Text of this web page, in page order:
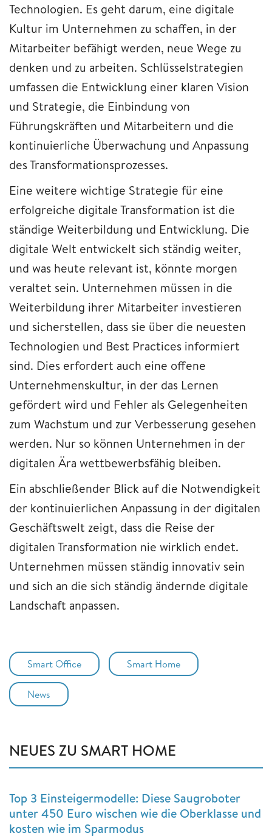
Technologien. Es geht darum, eine digitale
Kultur im Unternehmen zu schaffen, in der
Mitarbeiter befähigt werden, neue Wege zu
denken und zu arbeiten. Schlüsselstrategien
umfassen die Entwicklung einer klaren Vision
und Strategie, die Einbindung von
Führungskräften und Mitarbeitern und die
kontinuierliche Überwachung und Anpassung
des Transformationsprozesses.
Eine weitere wichtige Strategie für eine
erfolgreiche digitale Transformation ist die
ständige Weiterbildung und Entwicklung. Die
digitale Welt entwickelt sich ständig weiter,
und was heute relevant ist, könnte morgen
veraltet sein. Unternehmen müssen in die
Weiterbildung ihrer Mitarbeiter investieren
und sicherstellen, dass sie über die neuesten
Technologien und Best Practices informiert
sind. Dies erfordert auch eine offene
Unternehmenskultur, in der das Lernen
gefördert wird und Fehler als Gelegenheiten
zum Wachstum und zur Verbesserung gesehen
werden. Nur so können Unternehmen in der
digitalen Ära wettbewerbsfähig bleiben.
Ein abschließender Blick auf die Notwendigkeit
der kontinuierlichen Anpassung in der digitalen
Geschäftswelt zeigt, dass die Reise der
digitalen Transformation nie wirklich endet.
Unternehmen müssen ständig innovativ sein
und sich an die sich ständig ändernde digitale
Landschaft anpassen.
Smart Office Smart Home
News
NEUES ZU SMART HOME
Top 3 Einsteigermodelle: Diese Saugroboter
unter 450 Euro wischen wie die Oberklasse und
kosten wie im Sparmodus